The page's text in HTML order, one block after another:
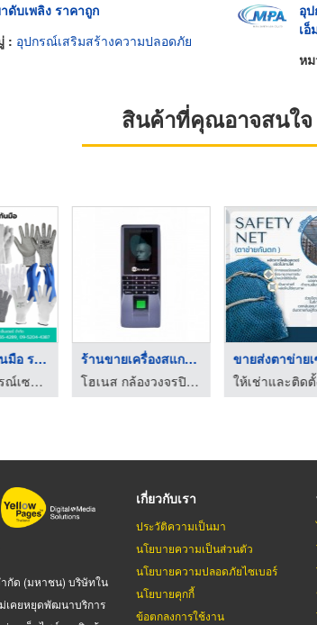
ดับเพลิง ราคาถูก
: อุปกรณ์เสริมสร้างความปลอดภัย
อุ
เอ็
ห
สินค้าที่คุณอาจสนใจ
อุปกรณ์ป้องกันมือ ระ ...
ร้านขายอุปกรณ์เซฟตี้ระยอง ชนธร ซัพพลายส์ เซ็นเตอร์
ร้านขายเครื่องสแกนลา ...
โฮเนส กล้องวงจรปิด สุรินทร์
ำกัด (มหาชน) บริษัทใน
ม่เคยหยุดพัฒนาบริการ
เกี่ยวกับเรา
ประวัติความเป็นมา
นโยบายความเป็นส่วนตัว
นโยบายความปลอดภัยไซเบอร์
นโยบายคุกกี้
ข้อตกลงการใช้งาน